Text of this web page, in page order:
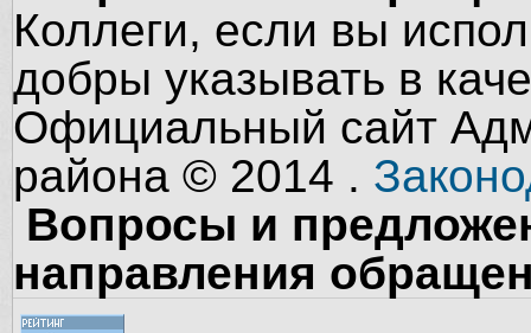
Коллеги, если вы
добры указывать в
Официальный сайт
района © 2014 .
Вопросы и
направления